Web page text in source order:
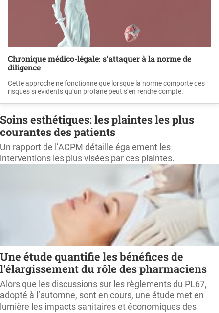
Chronique médico-légale: s’attaquer à la norme de
diligence
Cette approche ne fonctionne que lorsque la norme comporte des
risques si évidents qu’un profane peut s’en rendre compte.
Soins esthétiques: les plaintes les plus
courantes des patients
Un rapport de l’ACPM détaille également les
interventions les plus visées par ces plaintes.
Une étude quantifie les bénéfices de
l'élargissement du rôle des pharmaciens
Alors que les discussions sur les règlements du PL67,
adopté à l’automne, sont en cours, une étude met en
lumière les impacts sanitaires et économiques des